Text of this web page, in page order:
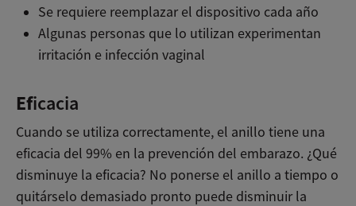
Se requiere reemplazar el dispositivo cada año
Algunas personas que lo utilizan experimentan
irritación e infección vaginal
Eficacia
Cuando se utiliza correctamente, el anillo tiene una
eficacia del 99% en la prevención del embarazo. ¿Qué
disminuye la eficacia? No ponerse el anillo a tiempo o
quitárselo demasiado pronto puede disminuir la